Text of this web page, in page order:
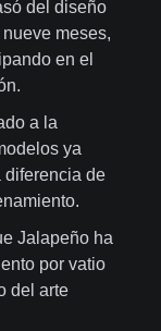
del diseño
meses,
en el
a la
ya
diferencia de
Jalapeño ha
por vatio
del arte